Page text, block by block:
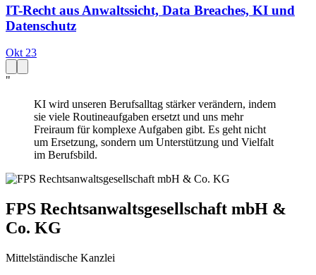
IT-Recht aus Anwaltssicht, Data Breaches, KI und
Datenschutz
Okt 23
"
KI wird unseren Berufsalltag stärker verändern, indem
sie viele Routineaufgaben ersetzt und uns mehr
Freiraum für komplexe Aufgaben gibt. Es geht nicht
um Ersetzung, sondern um Unterstützung und Vielfalt
im Berufsbild.
FPS Rechtsanwaltsgesellschaft mbH &
Co. KG
Mittelständische Kanzlei